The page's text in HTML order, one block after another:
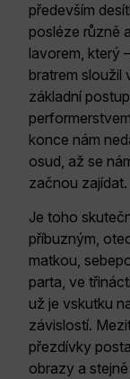
především
posléze různě
lavorem, který
bratrem sloužil
základní
konce nám
osud, až se
začnou zajídat.
Je toho
příbuzným,
matkou,
parta, ve
už je vskutku
závislostí.
přezdívky
obrazy a